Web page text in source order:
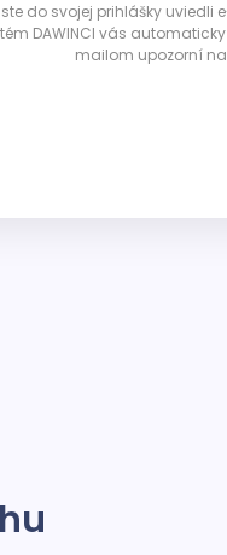
ste do svojej prihlášky
DAWINCI vás
mailom upozorní na